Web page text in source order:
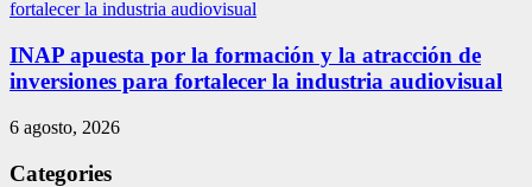
INAP apuesta por la formación y la atracción de
inversiones para fortalecer la industria audiovisual
6 agosto, 2026
Categories